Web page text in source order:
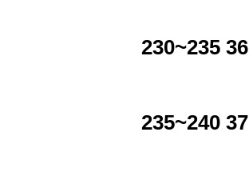
230~235 36
235~240 37